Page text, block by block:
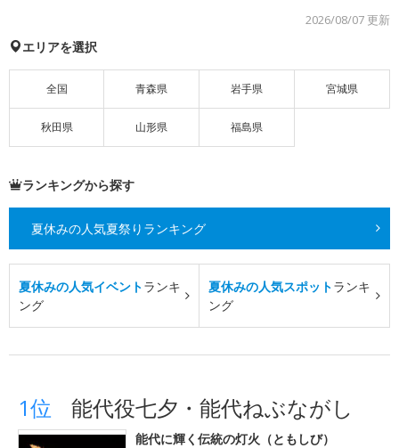
2026/08/07 更新
エリアを選択
全国 青森県 岩手県 宮城県
秋田県 山形県 福島県
ランキングから探す
夏休みの人気夏祭りランキング
夏休みの人気イベントランキ
ング
夏休みの人気スポットランキ
ング
1位 能代役七夕・能代ねぶながし
能代に輝く伝統の灯火（ともしび）